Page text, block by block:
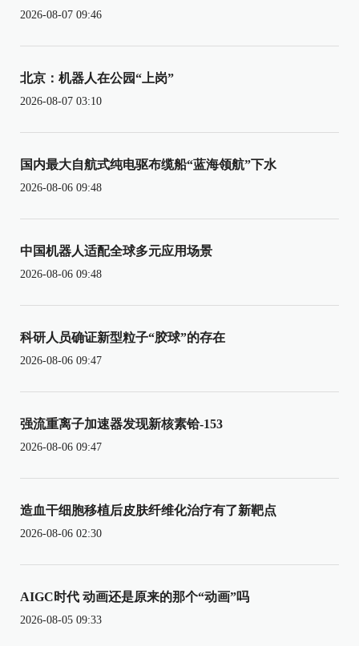
2026-08-07 09:46
北京：机器人在公园“上岗”
2026-08-07 03:10
国内最大自航式纯电驱布缆船“蓝海领航”下水
2026-08-06 09:48
中国机器人适配全球多元应用场景
2026-08-06 09:48
科研人员确证新型粒子“胶球”的存在
2026-08-06 09:47
强流重离子加速器发现新核素铪-153
2026-08-06 09:47
造血干细胞移植后皮肤纤维化治疗有了新靶点
2026-08-06 02:30
AIGC时代 动画还是原来的那个“动画”吗
2026-08-05 09:33